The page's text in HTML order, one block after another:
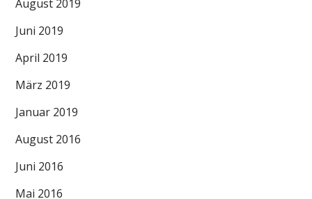
August 2019
Juni 2019
April 2019
März 2019
Januar 2019
August 2016
Juni 2016
Mai 2016